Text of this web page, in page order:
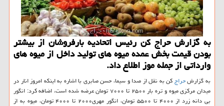
به گزارش حراج كن رئیس اتحادیه بارفروشان از بیشتر
بودن قیمت بخش عمده میوه های تولید داخل از میوه های
وارداتی از جمله موز اطلاع داد.
به گزارشحراجكن به نقل از صدا و سیما، حسن صابری با اشاره به اینكه امروز انار در
میدان مركزی میوه و تره بار ۲۵۰۰ تا ۷۰۰۰ تومان عرضه شده است، اضافه كرد: انگور
بی دانه زرد از ۴۰۰۰ تا ۵۵۰۰ تومان، انگور مهری۲۰۰۰ تا ۴۰۰۰ تومان، میوه به از